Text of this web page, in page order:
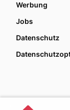
Werbung
Jobs
Datenschutz